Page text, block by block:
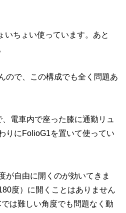
いちょい使っています。あと
ので、この構成でも全く問題あ
電車内で座った膝に通勤リュ
りにFolioG1を置いて使ってい
が自由に開くのが効いてきま
度）に開くことはありません
は難しい角度でも問題なく動